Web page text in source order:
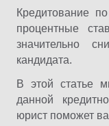
Кредитование
процентные
значительно
кандидата.
В этой статье
данной
юрист поможет